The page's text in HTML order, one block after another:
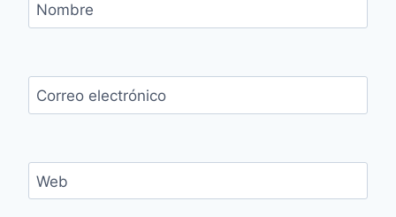
Nombre
Correo electrónico
Web